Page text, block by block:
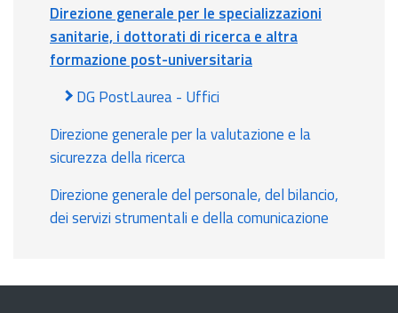
Direzione generale per le specializzazioni
sanitarie, i dottorati di ricerca e altra
formazione post-universitaria
DG PostLaurea - Uffici
Direzione generale per la valutazione e la
sicurezza della ricerca
Direzione generale del personale, del bilancio,
dei servizi strumentali e della comunicazione